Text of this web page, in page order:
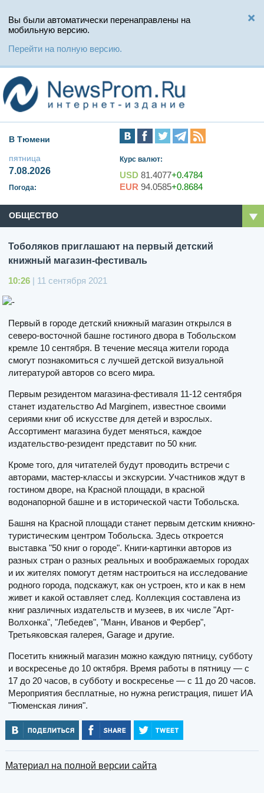
Вы были автоматически перенаправлены на
мобильную версию.
Перейти на полную версию.
В Тюмени
пятница
7.08.2026
Погода:
Курс валют:
USD 81.4077+0.4784
EUR 94.0585+0.8684
ОБЩЕСТВО
Тоболяков приглашают на первый детский
книжный магазин-фестиваль
10:26 | 11 сентября 2021
Первый в городе детский книжный магазин открылся в
северо-восточной башне гостиного двора в Тобольском
кремле 10 сентября. В течение месяца жители города
смогут познакомиться с лучшей детской визуальной
литературой авторов со всего мира.
Первым резидентом магазина-фестиваля 11-12 сентября
станет издательство Ad Marginem, известное своими
сериями книг об искусстве для детей и взрослых.
Ассортимент магазина будет меняться, каждое
издательство-резидент представит по 50 книг.
Кроме того, для читателей будут проводить встречи с
авторами, мастер-классы и экскурсии. Участников ждут в
гостином дворе, на Красной площади, в красной
водонапорной башне и в исторической части Тобольска.
Башня на Красной площади станет первым детским книжно-
туристическим центром Тобольска. Здесь откроется
выставка "50 книг о городе". Книги-картинки авторов из
разных стран о разных реальных и воображаемых городах
и их жителях помогут детям настроиться на исследование
родного города, подскажут, как он устроен, кто и как в нем
живет и какой оставляет след. Коллекция составлена из
книг различных издательств и музеев, в их числе "Арт-
Волхонка", "Лебедев", "Манн, Иванов и Фербер",
Третьяковская галерея, Garage и другие.
Посетить книжный магазин можно каждую пятницу, субботу
и воскресенье до 10 октября. Время работы в пятницу — с
17 до 20 часов, в субботу и воскресенье — с 11 до 20 часов.
Мероприятия бесплатные, но нужна регистрация, пишет ИА
"Тюменская линия".
Материал на полной версии сайта